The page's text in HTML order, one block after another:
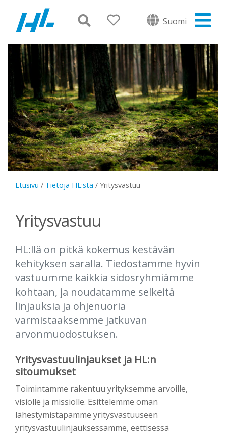
Suomi
Etusivu / Tietoja HL:stä / Yritysvastuu
Yritysvastuu
HL:llä on pitkä kokemus kestävän
kehityksen saralla. Tiedostamme hyvin
vastuumme kaikkia sidosryhmiämme
kohtaan, ja noudatamme selkeitä
linjauksia ja ohjenuoria
varmistaaksemme jatkuvan
arvonmuodostuksen.
Yritysvastuulinjaukset ja HL:n
sitoumukset
Toimintamme rakentuu yrityksemme arvoille,
visiolle ja missiolle. Esittelemme oman
lähestymistapamme yritysvastuuseen
yritysvastuulinjauksessamme, eettisessä